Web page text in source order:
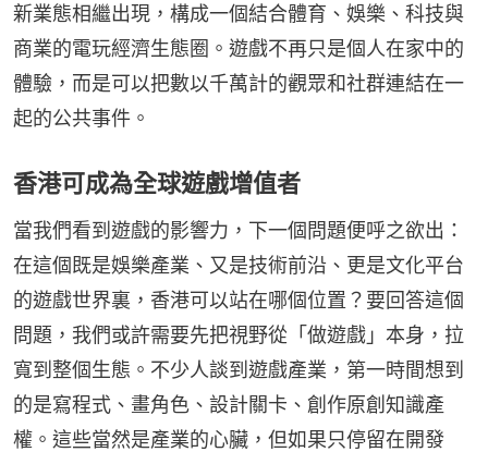
新業態相繼出現，構成一個結合體育、娛樂、科技與
商業的電玩經濟生態圈。遊戲不再只是個人在家中的
體驗，而是可以把數以千萬計的觀眾和社群連結在一
起的公共事件。
香港可成為全球遊戲增值者
當我們看到遊戲的影響力，下一個問題便呼之欲出：
在這個既是娛樂產業、又是技術前沿、更是文化平台
的遊戲世界裏，香港可以站在哪個位置？要回答這個
問題，我們或許需要先把視野從「做遊戲」本身，拉
寬到整個生態。不少人談到遊戲產業，第一時間想到
的是寫程式、畫角色、設計關卡、創作原創知識產
權。這些當然是產業的心臟，但如果只停留在開發